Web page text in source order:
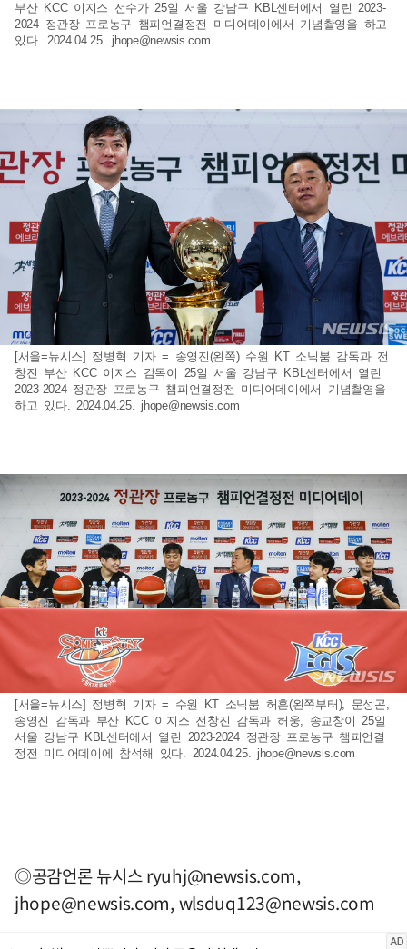
부산 KCC 이지스 선수가 25일 서울 강남구 KBL센터에서 열린 2023-
2024 정관장 프로농구 챔피언결정전 미디어데이에서 기념촬영을 하고
있다. 2024.04.25. jhope@newsis.com
[서울=뉴시스] 정병혁 기자 = 송영진(왼쪽) 수원 KT 소닉붐 감독과 전
창진 부산 KCC 이지스 감독이 25일 서울 강남구 KBL센터에서 열린
2023-2024 정관장 프로농구 챔피언결정전 미디어데이에서 기념촬영을
하고 있다. 2024.04.25. jhope@newsis.com
[서울=뉴시스] 정병혁 기자 = 수원 KT 소닉붐 허훈(왼쪽부터), 문성곤,
송영진 감독과 부산 KCC 이지스 전창진 감독과 허웅, 송교창이 25일
서울 강남구 KBL센터에서 열린 2023-2024 정관장 프로농구 챔피언결
정전 미디어데이에 참석해 있다. 2024.04.25. jhope@newsis.com
◎공감언론 뉴시스ryuhj@newsis.com,
jhope@newsis.com,wlsduq123@newsis.com